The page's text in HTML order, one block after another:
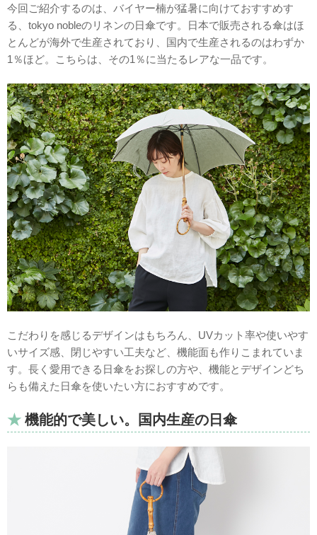
今回ご紹介するのは、バイヤー楠が猛暑に向けておすすめす
る、tokyo nobleのリネンの日傘です。日本で販売される傘はほ
とんどが海外で生産されており、国内で生産されるのはわずか
1％ほど。こちらは、その1％に当たるレアな一品です。
こだわりを感じるデザインはもちろん、UVカット率や使いやす
いサイズ感、閉じやすい工夫など、機能面も作りこまれていま
す。長く愛用できる日傘をお探しの方や、機能とデザインどち
らも備えた日傘を使いたい方におすすめです。
機能的で美しい。国内生産の日傘